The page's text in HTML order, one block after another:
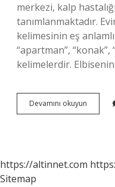
merkezi, kalp
tanımlanmaktadır.
kelimesinin eş
“apartman”, “konak”,
kelimelerdir.
Devamını okuyun
Şehirin
https://altinnet.com
Sitemap